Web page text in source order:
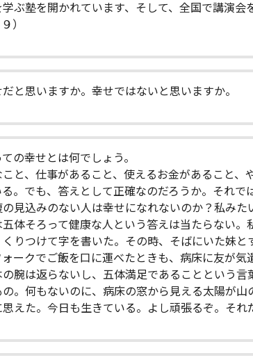
ぶ塾を開かれています、そして、全国で講演会
）
と思いますか。幸せではないと思いますか。
の幸せとは何でしょう。
と、仕事があること、使えるお金があること、
。でも、答えとして正確なのだろうか。それで
見込みのない人は幸せになれないのか？私みた
体そろって健康な人という答えは当たらない。
りつけて字を書いた。その時、そばにいた妹
ークでご飯を口に運べたときも、病床に友が気
腕は返らないし、五体満足であることという言
の。何もないのに、病床の窓から見える太陽が
えた。今日も生きている。よし頑張るぞ。それ